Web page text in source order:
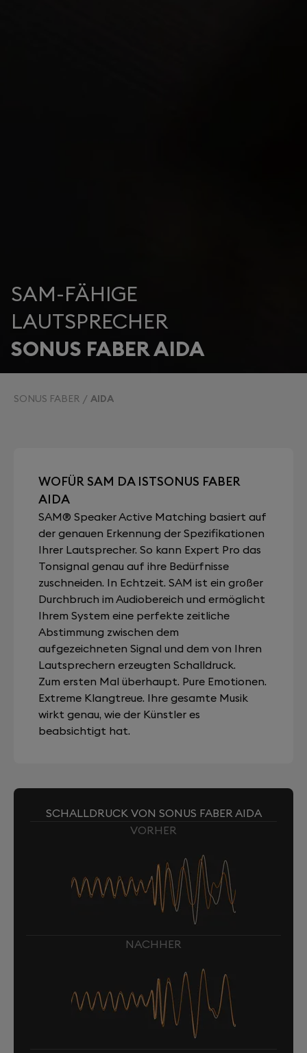
SAM-FÄHIGE
LAUTSPRECHER
SONUS FABER AIDA
SONUS FABER AIDA
WOFÜR SAM DA ISTSONUS FABER
AIDA
SAM® Speaker Active Matching basiert auf
der genauen Erkennung der Spezifikationen
Ihrer Lautsprecher. So kann Expert Pro das
Tonsignal genau auf ihre Bedürfnisse
zuschneiden. In Echtzeit. SAM ist ein großer
Durchbruch im Audiobereich und ermöglicht
Ihrem System eine perfekte zeitliche
Abstimmung zwischen dem
aufgezeichneten Signal und dem von Ihren
Lautsprechern erzeugten Schalldruck.
Zum ersten Mal überhaupt. Pure Emotionen.
Extreme Klangtreue. Ihre gesamte Musik
wirkt genau, wie der Künstler es
beabsichtigt hat.
SCHALLDRUCK VON SONUS FABER AIDA
VORHER
NACHHER